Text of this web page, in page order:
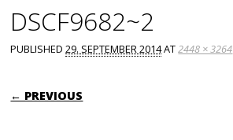
DSCF9682~2
PUBLISHED29. SEPTEMBER 2014AT2448 × 3264
← PREVIOUS